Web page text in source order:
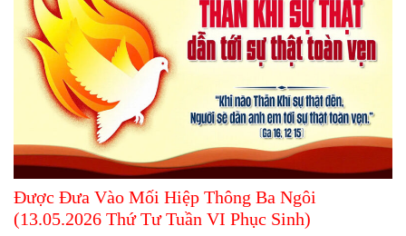
Được Đưa Vào Mối Hiệp Thông Ba Ngôi
(13.05.2026 Thứ Tư Tuần VI Phục Sinh)